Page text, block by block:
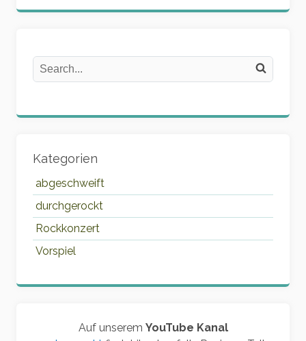
Search on the website
Search
Kategorien
abgeschweift
durchgerockt
Rockkonzert
Vorspiel
Auf unserem YouTube Kanal